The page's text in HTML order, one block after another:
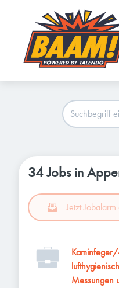
34 Jobs in
Jetzt
Messungen